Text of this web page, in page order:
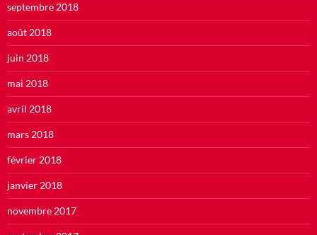
septembre 2018
août 2018
juin 2018
mai 2018
avril 2018
mars 2018
février 2018
janvier 2018
novembre 2017